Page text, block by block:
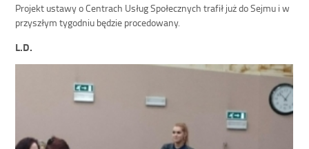
Projekt ustawy o Centrach Usług Społecznych trafił już do Sejmu i w
przyszłym tygodniu będzie procedowany.
L.D.